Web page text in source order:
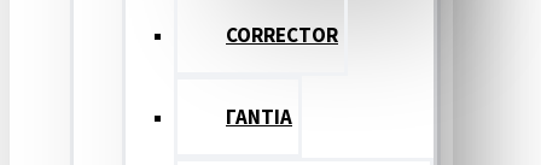
CORRECTOR
ΓΑΝΤΙΑ